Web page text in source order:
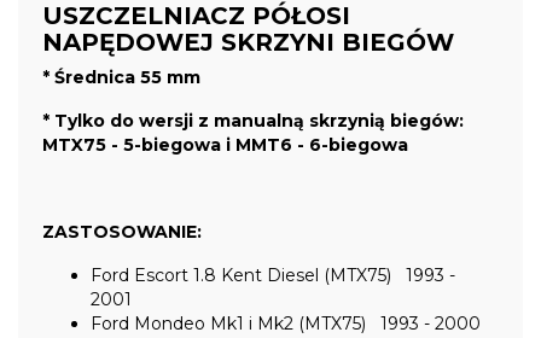
USZCZELNIACZ PÓŁOSI
NAPĘDOWEJ SKRZYNI BIEGÓW
* Średnica 55 mm
* Tylko do wersji z manualną skrzynią biegów:
MTX75 - 5-biegowa i MMT6 - 6-biegowa
ZASTOSOWANIE:
Ford Escort 1.8 Kent Diesel (MTX75) 1993 -
2001
Ford Mondeo Mk1 i Mk2 (MTX75) 1993 - 2000